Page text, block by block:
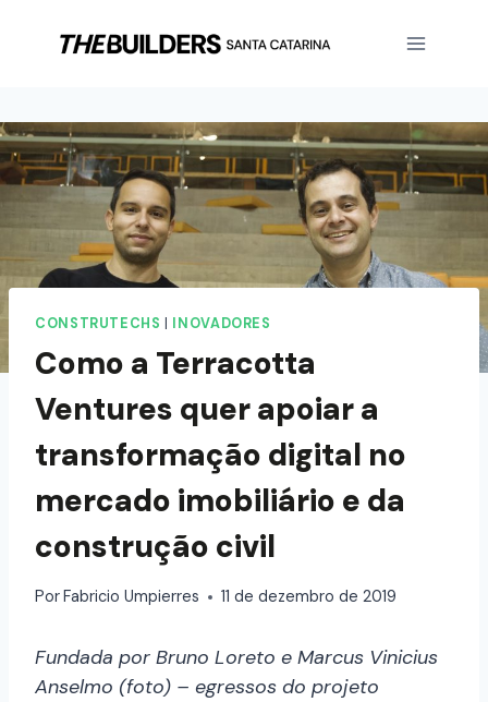
CONSTRUTECHS INOVADORES
Como a Terracotta
Ventures quer apoiar a
transformação digital no
mercado imobiliário e da
construção civil
PorFabricio Umpierres 11 de dezembro de 2019
Fundada por Bruno Loreto e Marcus Vinicius
Anselmo (foto) – egressos do projeto